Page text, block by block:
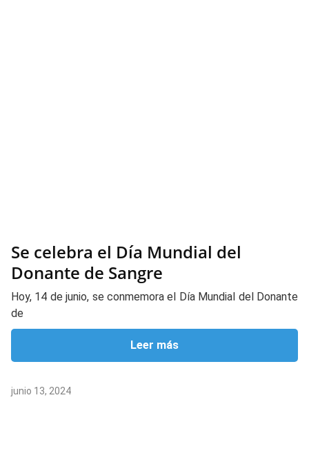
Se celebra el Día Mundial del
Donante de Sangre
Hoy, 14 de junio, se conmemora el Día Mundial del Donante
de
Leer más
junio 13, 2024